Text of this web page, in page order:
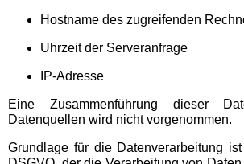
Wenzel
Hostname des zugreifenden
Uhrzeit der Serveranfrage
IP-Adresse
Eine Zusammenführung dieser
Datenquellen wird nicht vorgenommen.
Grundlage für die Datenverarbeitung